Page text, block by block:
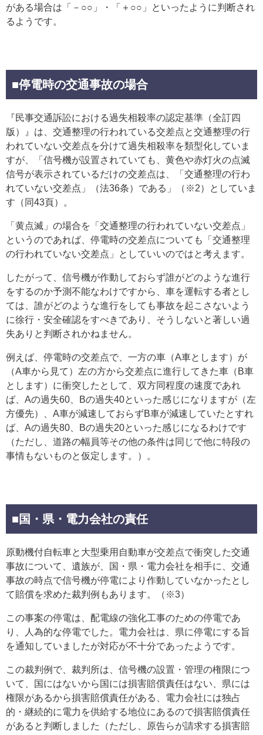
がある場合は「－○○」・「＋○○」といったように判断され
るようです。
■停電時の交通事故の場合
『民事交通訴訟における過失相殺率の認定基準（全訂四
版）』は、交通整理の行われている交差点と交通整理の行
われていない交差点を分けて過失相殺率を類型化していま
すが、「信号機が設置されていても、黄色や赤灯火の点滅
信号が表示されているだけの交差点は、「交通整理の行わ
れていない交差点」（法36条）である」（※2）としていま
す（同43頁）。
「黄点滅」の場合を「交通整理の行われていない交差点」
というのであれば、停電時の交差点についても「交通整理
の行われていない交差点」としていいのではと考えます。
したがって、信号機が作動しておらず誰がどのような進行
をするのか予測不能なわけですから、車を運転する者とし
ては、誰がどのような進行をしても事故を起こさないよう
に徐行・安全確認をすべきであり、そうしないと著しい過
失ありと判断されかねません。
例えば、停電時の交差点で、一方の車（A車とします）が
（A車から見て）左の方から交差点に進行してきた車（B車
とします）に衝突したとして、双方同程度の速度であれ
ば、Aの過失60、Bの過失40といった感じになりますが（左
方優先）、A車が減速しておらずB車が減速していたとすれ
ば、Aの過失80、Bの過失20といった感じになるわけです
（ただし、道路の幅員等その他の条件は同じで他に特段の
事情もないものと仮定します。）。
■国・県・電力会社の責任
原動機付自転車と大型乗用自動車が交差点で衝突した交通
事故について、遺族が、国・県・電力会社を相手に、交通
事故の時点で信号機が停電により作動していなかったとし
て賠償を求めた裁判例もあります。（※3）
この事案の停電は、配電線の強化工事のための停電であ
り、人為的な停電でした。電力会社は、県に停電にする旨
を通知していましたが対応が不十分であったようです。
この裁判例で、裁判所は、信号機の設置・管理の権限につ
いて、国にはないから国には損害賠償責任はない、県には
権限があるから損害賠償責任がある、電力会社には独占
的・継続的に電力を供給する地位にあるので損害賠償責任
があると判断しました（ただし、原告らが請求する損害賠